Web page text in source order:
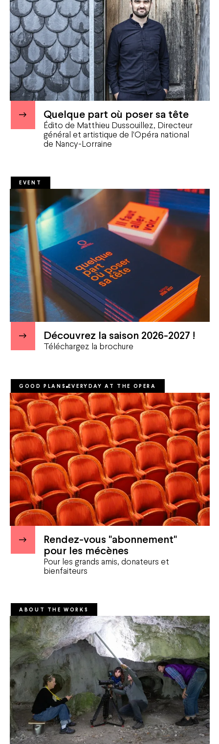
Quelque part où poser sa tête
Édito de Matthieu Dussouillez, Directeur
général et artistique de l'Opéra national
de Nancy-Lorraine
EVENT
Découvrez la saison 2026-2027 !
Téléchargez la brochure
GOOD PLANS EVERYDAY AT THE OPERA
Rendez-vous "abonnement"
pour les mécènes
Pour les grands amis, donateurs et
bienfaiteurs
ABOUT THE WORKS
Privatisation
FAQ